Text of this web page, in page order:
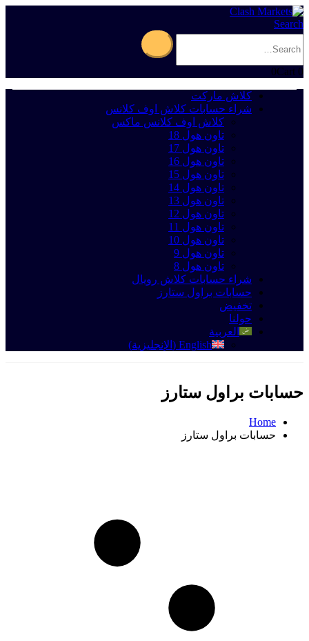
Search
0Cart 0
كلاش ماركت
شراء حسابات كلاش اوف كلانس
كلاش اوف كلانس ماكس
تاون هول 18
تاون هول 17
تاون هول 16
تاون هول 15
تاون هول 14
تاون هول 13
تاون هول 12
تاون هول 11
تاون هول 10
تاون هول 9
تاون هول 8
شراء حسابات كلاش رويال
حسابات براول ستارز
تخفيض
حولنا
العربية
English
( الإنجليزية)
حسابات براول ستارز
Home
حسابات براول ستارز